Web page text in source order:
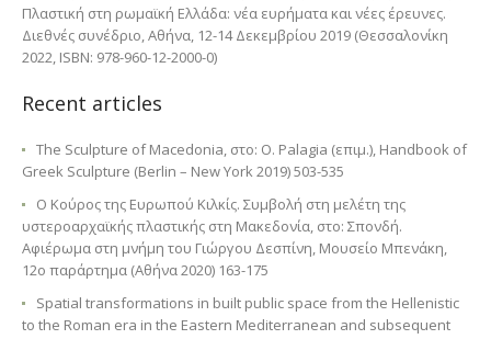
Πλαστική στη ρωμαϊκή Ελλάδα: νέα ευρήματα και νέες έρευνες.
Διεθνές συνέδριο, Αθήνα, 12-14 Δεκεμβρίου 2019 (Θεσσαλονίκη
2022, ISBN: 978-960-12-2000-0)
Recent articles
The Sculpture of Macedonia, στο: O. Palagia (επιμ.), Handbook of
Greek Sculpture (Berlin – New York 2019) 503-535
Ο Κούρος της Ευρωπού Κιλκίς. Συμβολή στη μελέτη της
υστεροαρχαϊκής πλαστικής στη Μακεδονία, στο: Σπονδή.
Αφιέρωμα στη μνήμη του Γιώργου Δεσπίνη, Μουσείο Μπενάκη,
12ο παράρτημα (Αθήνα 2020) 163-175
Spatial transformations in built public space from the Hellenistic
to the Roman era in the Eastern Mediterranean and subsequent